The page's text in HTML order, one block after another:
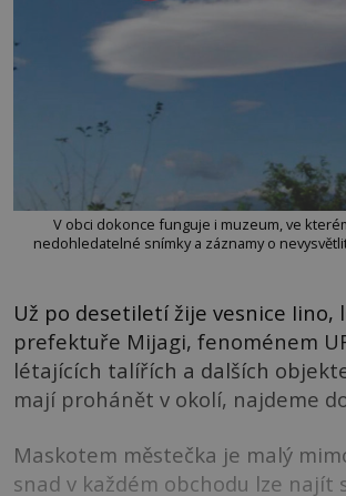
V obci dokonce funguje i muzeum, ve
nedohledatelné snímky a záznamy o
Už po desetiletí žije vesnice Iino,
prefektuře Mijagi, fenoménem
létajících talířích a dalších
mají prohánět v okolí, najdeme
Maskotem městečka je malý
snad v každém obchodu lze najít